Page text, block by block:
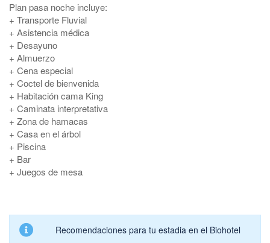
Plan pasa noche incluye:
+ Transporte Fluvial
+ Asistencia médica
+ Desayuno
+ Almuerzo
+ Cena especial
+ Coctel de bienvenida
+ Habitación cama King
+ Caminata interpretativa
+ Zona de hamacas
+ Casa en el árbol
+ Piscina
+ Bar
+ Juegos de mesa
Recomendaciones para tu estadia en el Biohotel